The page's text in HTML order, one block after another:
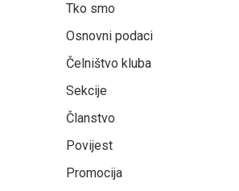
Tko smo
Osnovni podaci
Čelništvo kluba
Sekcije
Članstvo
Povijest
Promocija